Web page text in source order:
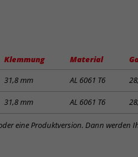
Klemmung Material
31,8 mm AL 6061 T6
31,8 mm AL 6061 T6
eine Produktversion. Dann